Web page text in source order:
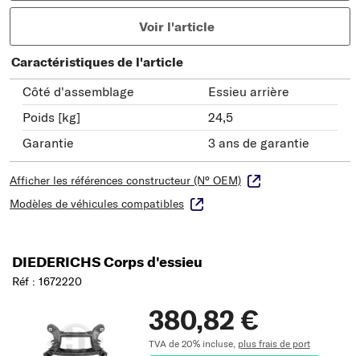
Voir l'article
Caractéristiques de l'article
Côté d'assemblage
Essieu arrière
Poids [kg]
24,5
Garantie
3 ans de garantie
Afficher les références constructeur (N° OEM)
Modèles de véhicules compatibles
DIEDERICHS Corps d'essieu
Réf : 1672220
380,82 €
TVA de 20% incluse, plus frais de port